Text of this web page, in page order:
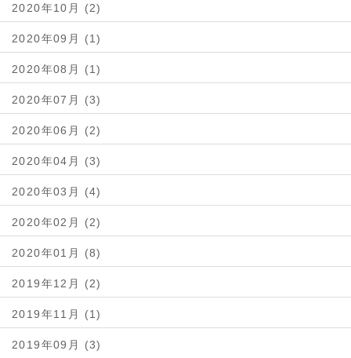
2020年10月 (2)
2020年09月 (1)
2020年08月 (1)
2020年07月 (3)
2020年06月 (2)
2020年04月 (3)
2020年03月 (4)
2020年02月 (2)
2020年01月 (8)
2019年12月 (2)
2019年11月 (1)
2019年09月 (3)